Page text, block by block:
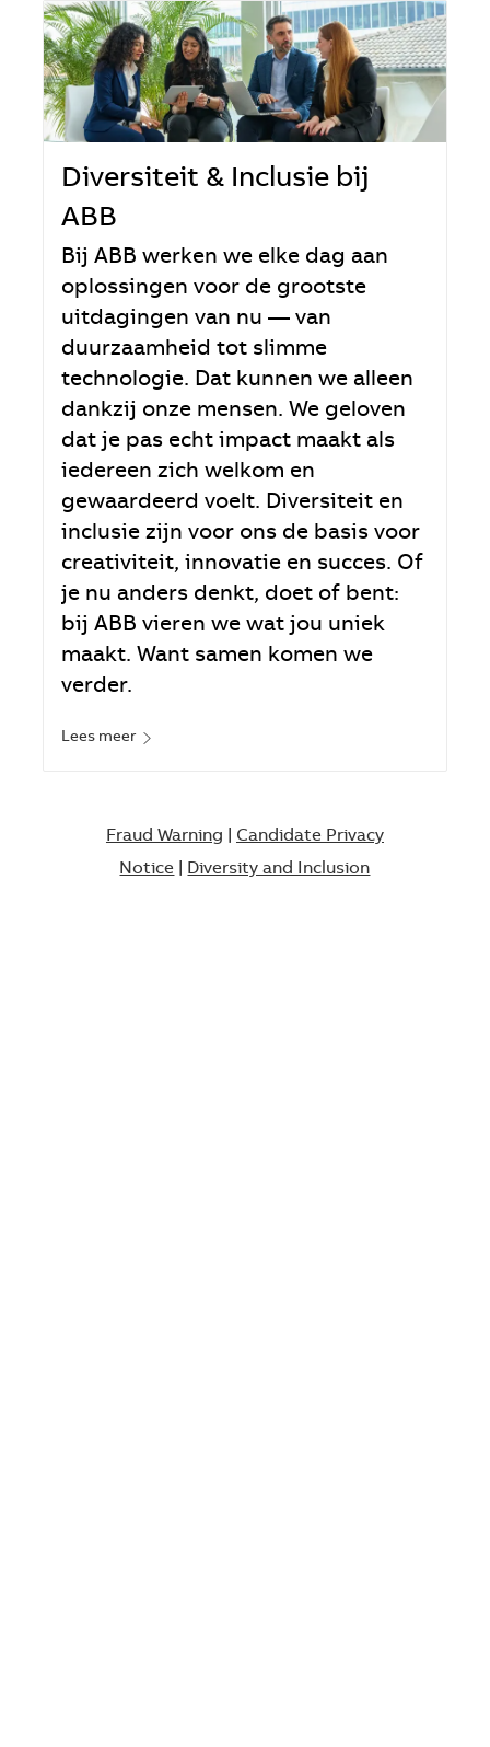
Diversiteit & Inclusie bij
ABB
Bij ABB werken we elke dag aan
oplossingen voor de grootste
uitdagingen van nu — van
duurzaamheid tot slimme
technologie. Dat kunnen we alleen
dankzij onze mensen. We geloven
dat je pas echt impact maakt als
iedereen zich welkom en
gewaardeerd voelt. Diversiteit en
inclusie zijn voor ons de basis voor
creativiteit, innovatie en succes. Of
je nu anders denkt, doet of bent:
bij ABB vieren we wat jou uniek
maakt. Want samen komen we
verder.
Lees meer
Fraud Warning
Candidate Privacy
Notice
Diversity and Inclusion​​​​​​​